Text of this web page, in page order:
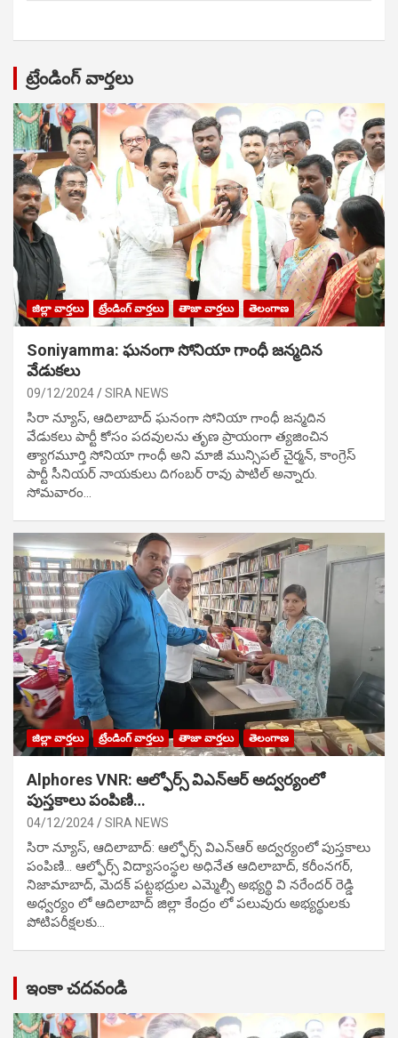
ట్రేండింగ్ వార్తలు
జిల్లా వార్తలు ట్రేండింగ్ వార్తలు తాజా వార్తలు తెలంగాణ
Soniyamma: ఘ‌నంగా సోనియా గాంధీ జ‌న్మ‌దిన
వేడుక‌లు
09/12/2024 SIRA NEWS
సిరా న్యూస్, ఆదిలాబాద్ ఘ‌నంగా సోనియా గాంధీ జ‌న్మ‌దిన
వేడుక‌లు పార్టీ కోసం ప‌ద‌వుల‌ను తృణ ప్రాయంగా త్య‌జించిన
త్యాగమూర్తి సోనియా గాంధీ అని మాజీ మున్సిప‌ల్ చైర్మ‌న్, కాంగ్రెస్
పార్టీ సీనియ‌ర్ నాయ‌కులు దిగంబ‌ర్ రావు పాటిల్ అన్నారు.
సోమవారం…
జిల్లా వార్తలు ట్రేండింగ్ వార్తలు తాజా వార్తలు తెలంగాణ
Alphores VNR: ఆల్ఫోర్స్ విఎన్ఆర్ అద్వర్యంలో
పుస్తకాలు పంపిణి…
04/12/2024 SIRA NEWS
సిరా న్యూస్, ఆదిలాబాద్: ఆల్ఫోర్స్ విఎన్ఆర్ అద్వర్యంలో పుస్తకాలు
పంపిణి… ఆల్ఫోర్స్ విద్యాసంస్థల అధినేత ఆదిలాబాద్, కరీంనగర్,
నిజామాబాద్, మెదక్ పట్టభద్రుల ఎమ్మెల్సీ అభ్యర్థి వి నరేందర్ రెడ్డి
అధ్వర్యం లో ఆదిలాబాద్ జిల్లా కేంద్రం లో పలువురు అభ్యర్థులకు
పోటిప‌రీక్ష‌ల‌కు…
ఇంకా చదవండి